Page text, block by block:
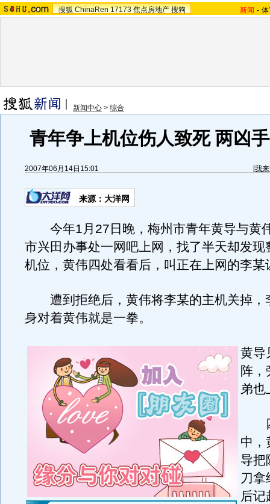
搜狐 ChinaRen 17173 焦点房地产 搜狗 新闻 -
新闻中心 > 综合
青年争上机位伤人致死 两凶
2007年06月14日15:01 [我
来源：大洋网
今年1月27日晚，梅州市青年黄导与黄
市兴田办事处一网吧上网，找了半天却发现
机位，黄伟四处看看后，叫正在上网的李某
遭到拒绝后，黄伟将李某的主机关掉，
身对着黄伟就是一拳。
黄导
阵，
弟也
四
中，
导把
刀拿
后记